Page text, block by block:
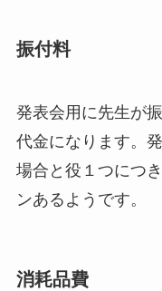
振付料
発表会用に先生が
代金になります。
場合と役１つにつ
ンあるようです。
消耗品費